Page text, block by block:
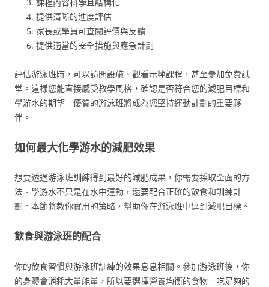
提供清晰的進度評估
家長或學員可查閱評價與反饋
提供適當的安全措施與應急計劃
評估游泳班時，可以訪問設施、觀看示範課程，甚至參加免費試
堂。這樣您能直接感受教學風格，確認是否符合您的減肥目標和
學游水的期望。優質的游泳班將成為您堅持運動計劃的重要夥
伴。
如何最大化學游水的減肥效果
想要透過游泳班訓練得到最好的減肥成果，你需要採取全面的方
法。學游水不只是在水中運動，還要配合正確的飲食和訓練計
劃。本節將教你實用的策略，幫助你在游泳班中達到減肥目標。
飲食與游泳班的配合
你的飲食習慣與游泳班訓練的效果息息相關。參加游泳班後，你
的身體會消耗大量能量，所以要選擇營養均衡的食物。吃足夠的